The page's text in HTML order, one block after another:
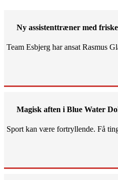
Ny assistenttræner med
Team Esbjerg har ansat Rasmus
Magisk aften i Blue Water
Sport kan være fortryllende. Få